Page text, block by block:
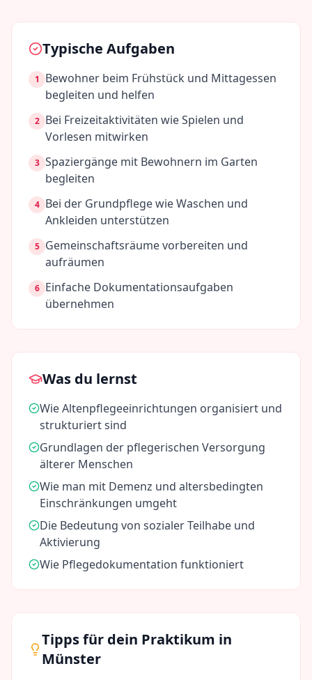
Typische Aufgaben
1
Bewohner beim Frühstück und Mittagessen
begleiten und helfen
2 Bei Freizeitaktivitäten wie Spielen und
Vorlesen mitwirken
3 Spaziergänge mit Bewohnern im Garten
begleiten
4 Bei der Grundpflege wie Waschen und
Ankleiden unterstützen
5 Gemeinschaftsräume vorbereiten und
aufräumen
6 Einfache Dokumentationsaufgaben
übernehmen
Was du lernst
Wie Altenpflegeeinrichtungen organisiert und
strukturiert sind
Grundlagen der pflegerischen Versorgung
älterer Menschen
Wie man mit Demenz und altersbedingten
Einschränkungen umgeht
Die Bedeutung von sozialer Teilhabe und
Aktivierung
Wie Pflegedokumentation funktioniert
Tipps für dein Praktikum in
Münster